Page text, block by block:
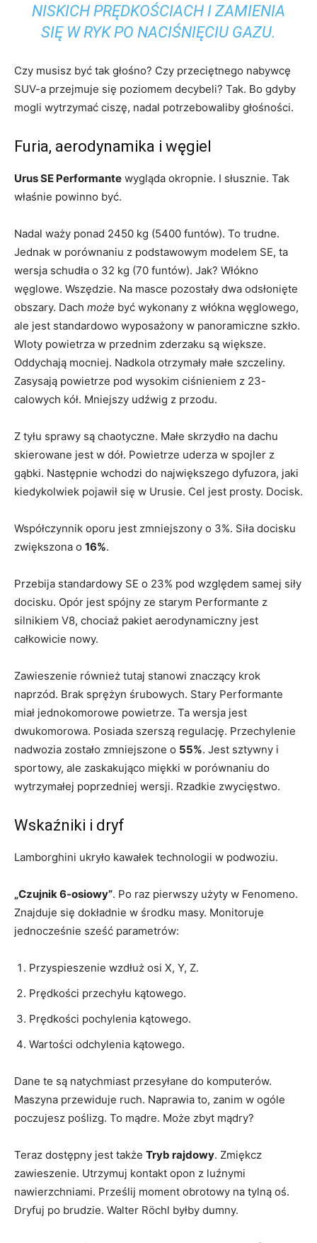
NISKICH PRĘDKOŚCIACH I ZAMIENIA
SIĘ W RYK PO NACIŚNIĘCIU GAZU.
Czy musisz być tak głośno? Czy przeciętnego nabywcę
SUV-a przejmuje się poziomem decybeli? Tak. Bo gdyby
mogli wytrzymać ciszę, nadal potrzebowaliby głośności.
Furia, aerodynamika i węgiel
Urus SE Performante wygląda okropnie. I słusznie. Tak
właśnie powinno być.
Nadal waży ponad 2450 kg (5400 funtów). To trudne.
Jednak w porównaniu z podstawowym modelem SE, ta
wersja schudła o 32 kg (70 funtów). Jak? Włókno
węglowe. Wszędzie. Na masce pozostały dwa odsłonięte
obszary. Dach może być wykonany z włókna węglowego,
ale jest standardowo wyposażony w panoramiczne szkło.
Wloty powietrza w przednim zderzaku są większe.
Oddychają mocniej. Nadkola otrzymały małe szczeliny.
Zasysają powietrze pod wysokim ciśnieniem z 23-
calowych kół. Mniejszy udźwig z przodu.
Z tyłu sprawy są chaotyczne. Małe skrzydło na dachu
skierowane jest w dół. Powietrze uderza w spojler z
gąbki. Następnie wchodzi do największego dyfuzora, jaki
kiedykolwiek pojawił się w Urusie. Cel jest prosty. Docisk.
Współczynnik oporu jest zmniejszony o 3%. Siła docisku
zwiększona o 16%.
Przebija standardowy SE o 23% pod względem samej siły
docisku. Opór jest spójny ze starym Performante z
silnikiem V8, chociaż pakiet aerodynamiczny jest
całkowicie nowy.
Zawieszenie również tutaj stanowi znaczący krok
naprzód. Brak sprężyn śrubowych. Stary Performante
miał jednokomorowe powietrze. Ta wersja jest
dwukomorowa. Posiada szerszą regulację. Przechylenie
nadwozia zostało zmniejszone o 55%. Jest sztywny i
sportowy, ale zaskakująco miękki w porównaniu do
wytrzymałej poprzedniej wersji. Rzadkie zwycięstwo.
Wskaźniki i dryf
Lamborghini ukryło kawałek technologii w podwoziu.
„Czujnik 6-osiowy”. Po raz pierwszy użyty w Fenomeno.
Znajduje się dokładnie w środku masy. Monitoruje
jednocześnie sześć parametrów:
Przyspieszenie wzdłuż osi X, Y, Z.
Prędkości przechyłu kątowego.
Prędkości pochylenia kątowego.
Wartości odchylenia kątowego.
Dane te są natychmiast przesyłane do komputerów.
Maszyna przewiduje ruch. Naprawia to, zanim w ogóle
poczujesz poślizg. To mądre. Może zbyt mądry?
Teraz dostępny jest także Tryb rajdowy. Zmiękcz
zawieszenie. Utrzymuj kontakt opon z luźnymi
nawierzchniami. Prześlij moment obrotowy na tylną oś.
Dryfuj po brudzie. Walter Röchl byłby dumny.